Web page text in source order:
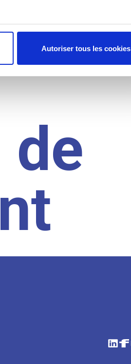
Autoriser tous les cookies
de